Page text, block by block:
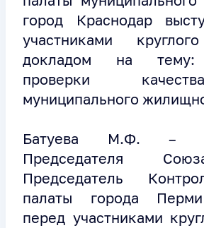
город Краснодар
участниками
докладом на тему:
проверки
муниципального
Батуева М.Ф. –
Председателя
Председатель
палаты города
перед участниками